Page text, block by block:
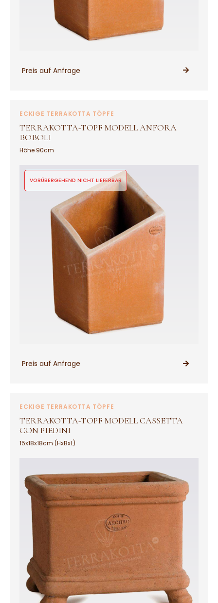
Preis auf Anfrage
PRODUKT ANSEHEN
ECKIGE TERRAKOTTA TÖPFE
TERRAKOTTA-TOPF MODELL ANFORA
BOBOLI
Höhe 90cm
VORÜBERGEHEND NICHT LIEFERBAR
Preis auf Anfrage
PRODUKT ANSEHEN
ECKIGE TERRAKOTTA TÖPFE
TERRAKOTTA-TOPF MODELL CASSETTA
CON PIEDINI
15x18x18cm (HxBxL)